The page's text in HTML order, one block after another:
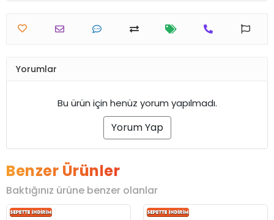
Yorumlar
Bu ürün için henüz yorum yapılmadı.
Yorum Yap
Benzer Ürünler
Baktığınız ürüne benzer olanlar